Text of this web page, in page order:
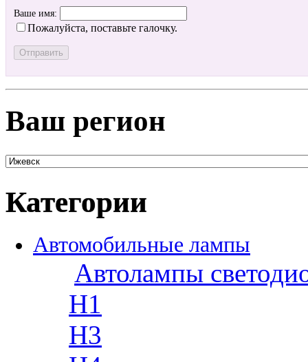
Ваше имя:
Пожалуйста, поставьте галочку.
Ваш регион
Категории
Автомобильные лампы
Автолампы
H1
H3